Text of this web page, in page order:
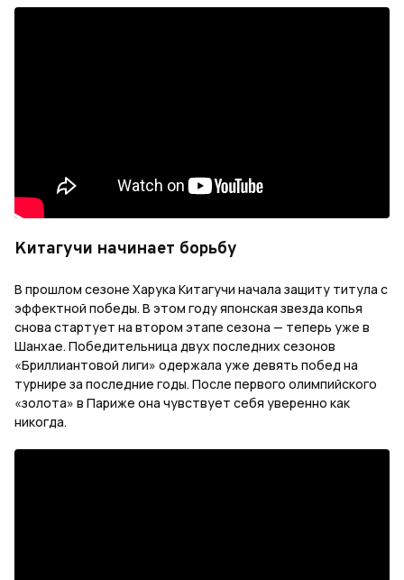
Китагучи начинает борьбу
В прошлом сезоне Харука Китагучи начала защиту титула с
эффектной победы. В этом году японская звезда копья
снова стартует на втором этапе сезона — теперь уже в
Шанхае. Победительница двух последних сезонов
«Бриллиантовой лиги» одержала уже девять побед на
турнире за последние годы. После первого олимпийского
«золота» в Париже она чувствует себя уверенно как
никогда.